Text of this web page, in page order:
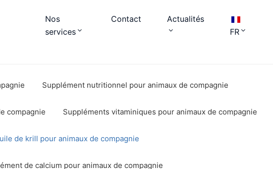
Nos
services
Contact
Actualités
FR
Supplément nutritionnel pour animaux de compagnie
compagnie Suppléments vitaminiques pour animaux de compagnie
de krill pour animaux de compagnie
de calcium pour animaux de compagnie